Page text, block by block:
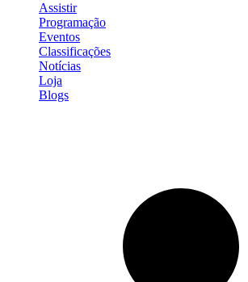
Assistir
Programação
Eventos
Classificações
Notícias
Loja
Blogs